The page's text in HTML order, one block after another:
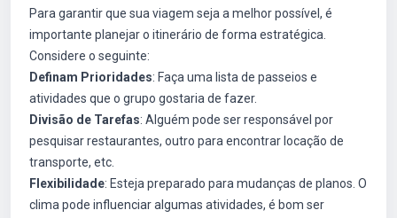
Para garantir que sua viagem seja a melhor possível, é
importante planejar o itinerário de forma estratégica.
Considere o seguinte:
Definam Prioridades: Faça uma lista de passeios e
atividades que o grupo gostaria de fazer.
Divisão de Tarefas: Alguém pode ser responsável por
pesquisar restaurantes, outro para encontrar locação de
transporte, etc.
Flexibilidade: Esteja preparado para mudanças de planos. O
clima pode influenciar algumas atividades, é bom ser